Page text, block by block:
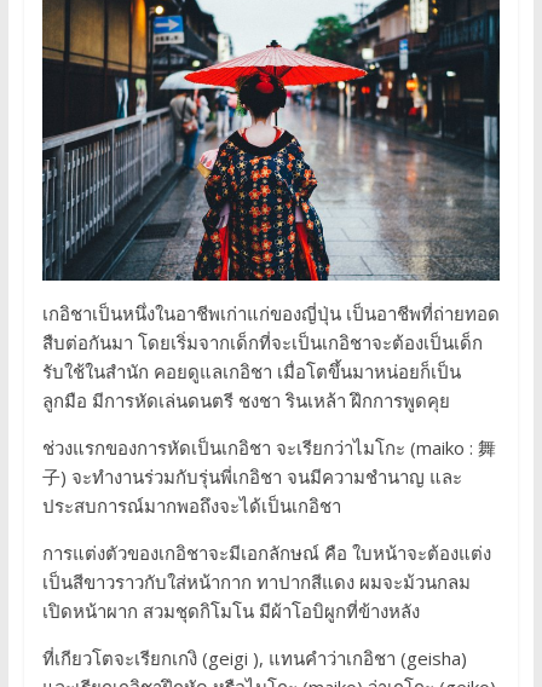
เกอิชาเป็นหนึ่งในอาชีพเก่าแก่ของญี่ปุ่น เป็นอาชีพที่ถ่ายทอด
สืบต่อกันมา โดยเริ่มจากเด็กที่จะเป็นเกอิชาจะต้องเป็นเด็ก
รับใช้ในสำนัก คอยดูแลเกอิชา เมื่อโตขึ้นมาหน่อยก็เป็น
ลูกมือ มีการหัดเล่นดนตรี ชงชา รินเหล้า ฝึกการพูดคุย
ช่วงแรกของการหัดเป็นเกอิชา จะเรียกว่าไมโกะ (maiko : 舞
子) จะทำงานร่วมกับรุ่นพี่เกอิชา จนมีความชำนาญ และ
ประสบการณ์มากพอถึงจะได้เป็นเกอิชา
การแต่งตัวของเกอิชาจะมีเอกลักษณ์ คือ ใบหน้าจะต้องแต่ง
เป็นสีขาวราวกับใส่หน้ากาก ทาปากสีแดง ผมจะม้วนกลม
เปิดหน้าผาก สวมชุดกิโมโน มีผ้าโอบิผูกที่ข้างหลัง
ที่เกียวโตจะเรียกเกงิ (geigi ), แทนคำว่าเกอิชา (geisha)